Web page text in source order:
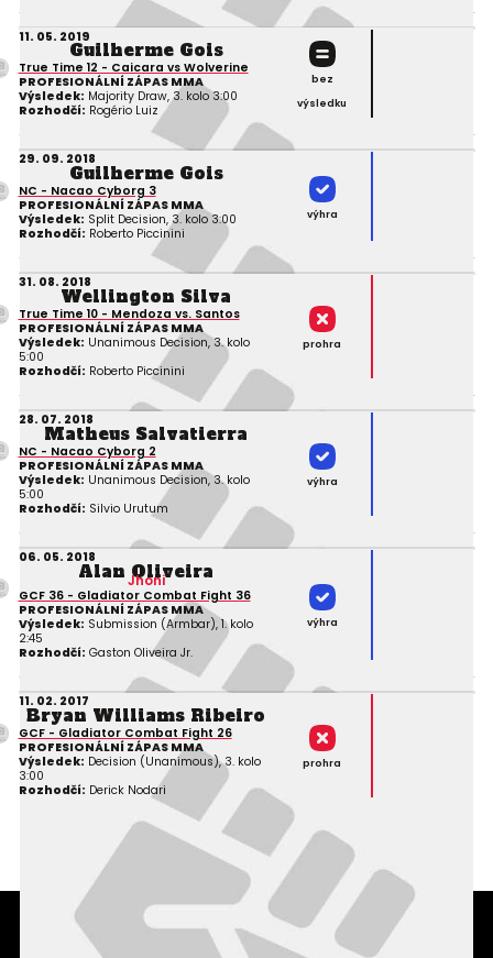
11. 05. 2019
Guilherme Gois
True Time 12 - Caicara vs Wolverine
PROFESIONÁLNÍ ZÁPAS MMA
Výsledek: Majority Draw, 3. kolo 3:00
Rozhodčí: Rogério Luiz
bez
výsledku
29. 09. 2018
Guilherme Gois
NC - Nacao Cyborg 3
PROFESIONÁLNÍ ZÁPAS MMA
Výsledek: Split Decision, 3. kolo 3:00
Rozhodčí: Roberto Piccinini
výhra
31. 08. 2018
Wellington Silva
True Time 10 - Mendoza vs. Santos
PROFESIONÁLNÍ ZÁPAS MMA
Výsledek: Unanimous Decision, 3. kolo
5:00
Rozhodčí: Roberto Piccinini
prohra
28. 07. 2018
Matheus Salvatierra
NC - Nacao Cyborg 2
PROFESIONÁLNÍ ZÁPAS MMA
Výsledek: Unanimous Decision, 3. kolo
5:00
Rozhodčí: Silvio Urutum
výhra
06. 05. 2018
Alan Oliveira
Jhoni
GCF 36 - Gladiator Combat Fight 36
PROFESIONÁLNÍ ZÁPAS MMA
Výsledek: Submission (Armbar), 1. kolo
2:45
Rozhodčí: Gaston Oliveira Jr.
výhra
11. 02. 2017
Bryan Williams Ribeiro
GCF - Gladiator Combat Fight 26
PROFESIONÁLNÍ ZÁPAS MMA
Výsledek: Decision (Unanimous), 3. kolo
3:00
Rozhodčí: Derick Nodari
prohra
Podmínky užití webového rozhraní